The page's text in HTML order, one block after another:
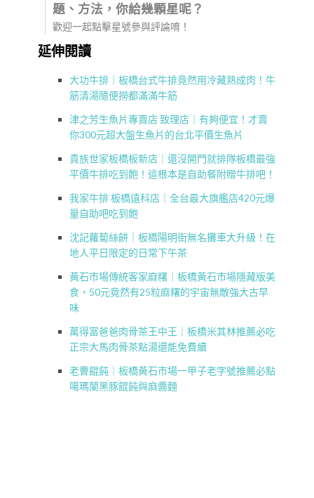
題、方法，你給幾顆星呢？
歡迎一起點擊星號參與評論唷！
延伸閱讀
大功牛排｜板橋台式牛排竟然用冷藏熟成肉！牛
筋清湯隨便撈都滿滿牛筋
津之芳生魚片專賣店 致理店｜有夠便宜！才賣
你300元超大盤生魚片的台北平價生魚片
貴族世家板橋板新店｜還沒開門就排隊板橋最強
平價牛排吃到飽！這根本是自助餐附贈牛排吧！
我家牛排 板橋遠科店｜全台最大旗艦店420元爆
量自助吧吃到飽
沈記蘿蔔絲餅｜板橋陽明街無名攤車大升級！在
地人平日限定的日常下午茶
黃石市場傳統客家麻糬｜板橋黃石市場隱藏版美
食，50元竟然有25粒麻糬的宇宙無敵強大古早
味
萬得富爸爸肉骨茶王中王｜板橋米其林推薦必吃
正宗大馬肉骨茶點湯還能免費續
老曹餛飩｜板橋黃石市場一甲子老字號推薦必點
噶瑪蘭黑豚餛飩與麻醬麵